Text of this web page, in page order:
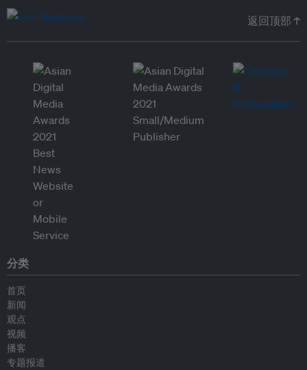
返回顶部 ↑
分类
首页
新闻
观点
视频
播客
专题报道